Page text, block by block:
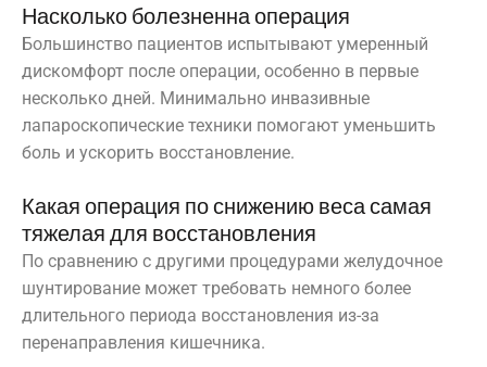
Насколько болезненна операция
Большинство пациентов испытывают умеренный
дискомфорт после операции, особенно в первые
несколько дней. Минимально инвазивные
лапароскопические техники помогают уменьшить
боль и ускорить восстановление.
Какая операция по снижению веса самая
тяжелая для восстановления
По сравнению с другими процедурами желудочное
шунтирование может требовать немного более
длительного периода восстановления из-за
перенаправления кишечника.